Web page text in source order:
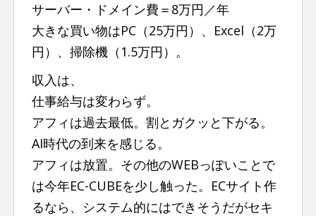
サーバー・ドメイン費＝8万円／年
大きな買い物はPC（25万円）、Excel（2万
円）、掃除機（1.5万円）。
収入は、
仕事給与は変わらず。
アフィは過去最低。割とガクッと下がる。
AI時代の到来を感じる。
アフィは放置。その他のWEBっぽいことで
は今年EC-CUBEを少し触った。ECサイト作
るなら、システム的にはできそうだがセキ